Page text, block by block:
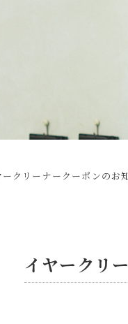
ークリーナークーポンのお
イヤークリ